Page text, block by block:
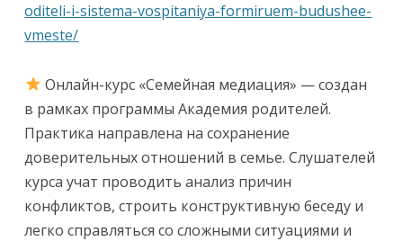
oditeli-i-sistema-vospitaniya-formiruem-budushee-
vmeste/
Онлайн-курс «Семейная медиация» — создан
в рамках программы Академия родителей.
Практика направлена на сохранение
доверительных отношений в семье. Слушателей
курса учат проводить анализ причин
конфликтов, строить конструктивную беседу и
легко справляться со сложными ситуациями и